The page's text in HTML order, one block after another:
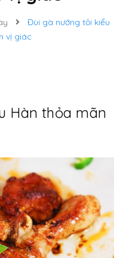
Đùi gà nướng tỏi kiểu
vị giác
Hàn thỏa mãn